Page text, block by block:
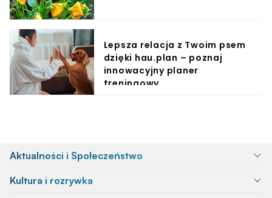
Lepsza relacja z Twoim psem
dzięki hau.plan – poznaj
innowacyjny planer
treningowy
Aktualności i Społeczeństwo
Kultura i rozrywka